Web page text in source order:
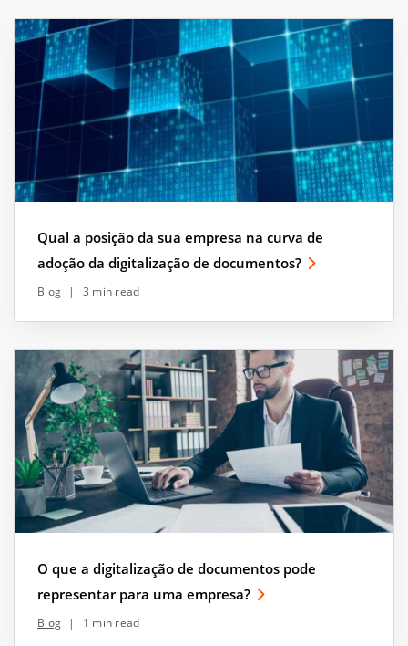
Qual a posição da sua empresa na curva de
adoção da digitalização de documentos?
Blog | 3 min read
O que a digitalização de documentos pode
representar para uma empresa?
Blog | 1 min read